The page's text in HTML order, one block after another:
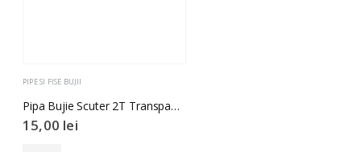
PIPE SI FISE BUJII
Pipa Bujie Scuter 2T Transparenta.
15,00 lei